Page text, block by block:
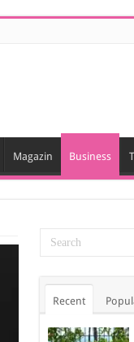
Magazin Business
Recent